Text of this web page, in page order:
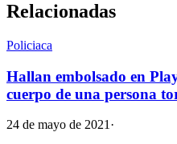
Relacionadas
Policiaca
Hallan embolsado en
cuerpo de una persona
24 de mayo de 2021 ·